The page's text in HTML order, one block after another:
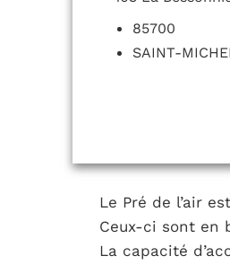
85700
SAINT-
Le Pré de l’air
Ceux-ci sont en
La capacité